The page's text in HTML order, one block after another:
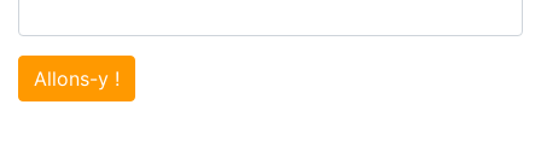
Allons-y !